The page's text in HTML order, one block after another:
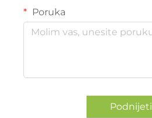
Poruka
Podnijeti